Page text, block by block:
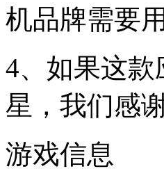
机品牌需要
4、如果这
星，我们感
游戏信息